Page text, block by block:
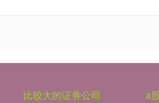
比较大的证券公司 a